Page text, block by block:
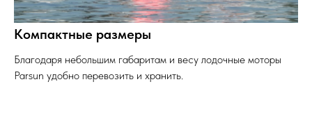
Компактные размеры
Благодаря небольшим габаритам и весу лодочные моторы
Parsun удобно перевозить и хранить.